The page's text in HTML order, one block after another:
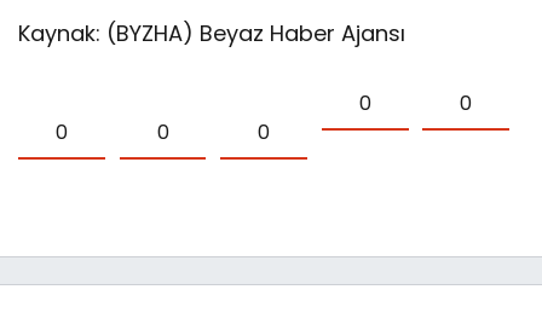
Kaynak: (BYZHA) Beyaz Haber Ajansı
0 0 0
0 0